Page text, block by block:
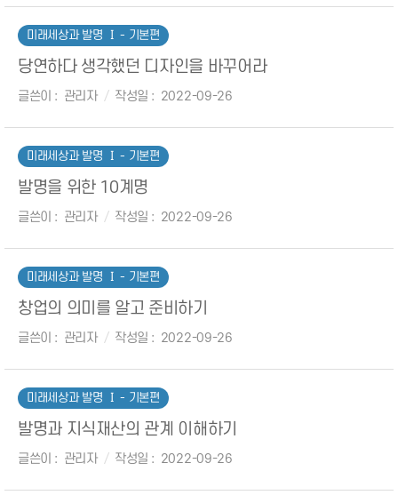
미래세상과 발명 Ⅰ - 기본편
당연하다 생각했던 디자인을 바꾸어라
글쓴이 관리자 작성일 2022-09-26
미래세상과 발명 Ⅰ - 기본편
발명을 위한 10계명
글쓴이 관리자 작성일 2022-09-26
미래세상과 발명 Ⅰ - 기본편
창업의 의미를 알고 준비하기
글쓴이 관리자 작성일 2022-09-26
미래세상과 발명 Ⅰ - 기본편
발명과 지식재산의 관계 이해하기
글쓴이 관리자 작성일 2022-09-26